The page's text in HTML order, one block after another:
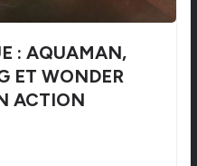
: AQUAMAN,
ET WONDER
ACTION